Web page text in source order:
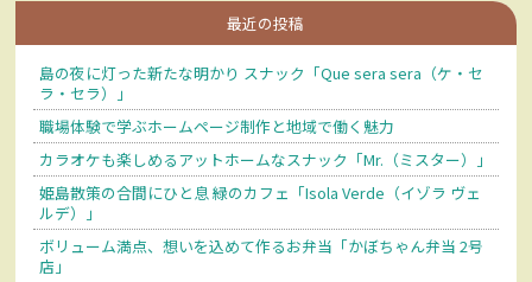
最近の投稿
島の夜に灯った新たな明かり スナック「Que sera sera（ケ・セ
ラ・セラ）」
職場体験で学ぶホームページ制作と地域で働く魅力
カラオケも楽しめるアットホームなスナック「Mr.（ミスター）」
姫島散策の合間にひと息 緑のカフェ「Isola Verde（イゾラ ヴェ
ルデ）」
ボリューム満点、想いを込めて作るお弁当「かぼちゃん弁当 2号
店」